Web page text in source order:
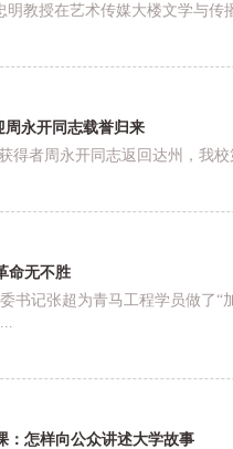
明教授在艺术传媒大楼文学与
周永开同志载誉归来
得者周永开同志返回达州，我
命无不胜
书记张超为青马工程学员做了
：怎样向公众讲述大学故事